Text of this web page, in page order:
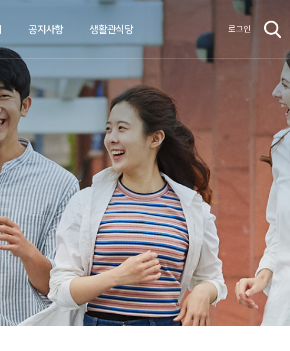
공지사항 생활관식당 로그인